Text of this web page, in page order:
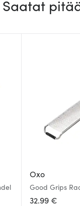
Saatat
Oxo
Good Grips
32.99 €